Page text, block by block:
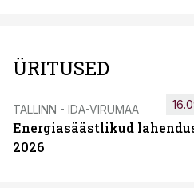
ÜRITUSED
TALLINN - IDA-VIRUMAA
Energiasäästlikud
2026